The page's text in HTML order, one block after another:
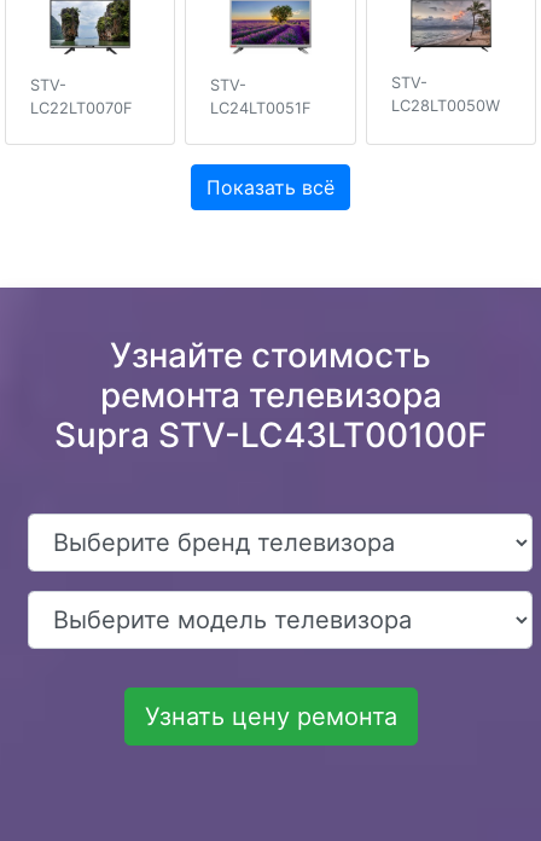
STV-
LC22LT0070F
STV-
LC24LT0051F
STV-
LC28LT0050W
Показать всё
Узнайте стоимость
ремонта телевизора
Supra STV-LC43LT00100F
Узнать цену ремонта